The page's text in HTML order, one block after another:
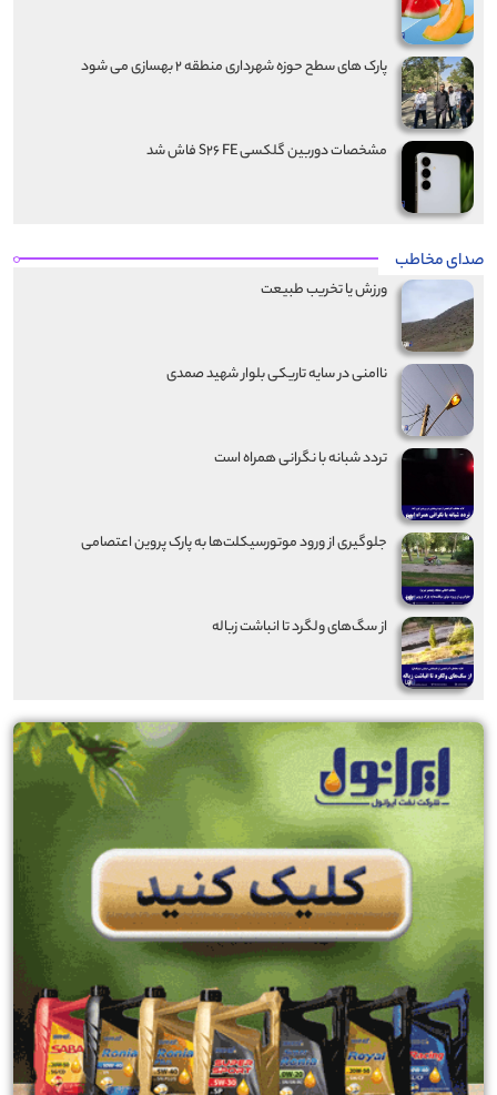
پارک های سطح حوزه شهرداری منطقه ۲ بهسازی می شود
مشخصات دوربین گلکسی S۲۶ FE فاش شد
صدای مخاطب
ورزش یا تخریب طبیعت
ناامنی در سایه تاریکی بلوار شهید صمدی
تردد شبانه با نگرانی همراه است
جلوگیری از ورود موتورسیکلت‌ها به پارک پروین اعتصامی
از سگ‌های ولگرد تا انباشت زباله